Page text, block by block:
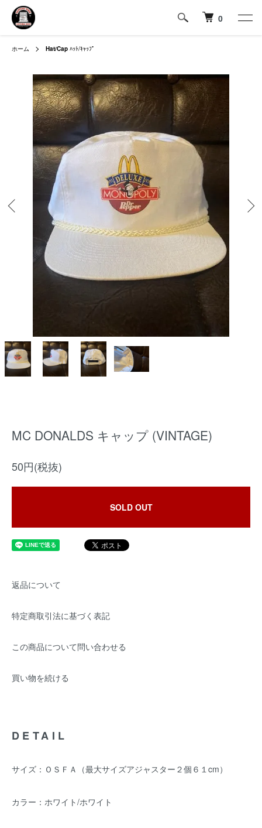
0
ホーム Hat/Cap ﾊｯﾄ/ｷｬｯﾌﾟ
MC DONALDS キャップ (VINTAGE)
50円(税抜)
SOLD OUT
返品について
特定商取引法に基づく表記
この商品について問い合わせる
買い物を続ける
DETAIL
サイズ：ＯＳＦＡ（最大サイズアジャスター２個６１cm）
カラー：ホワイト/ホワイト